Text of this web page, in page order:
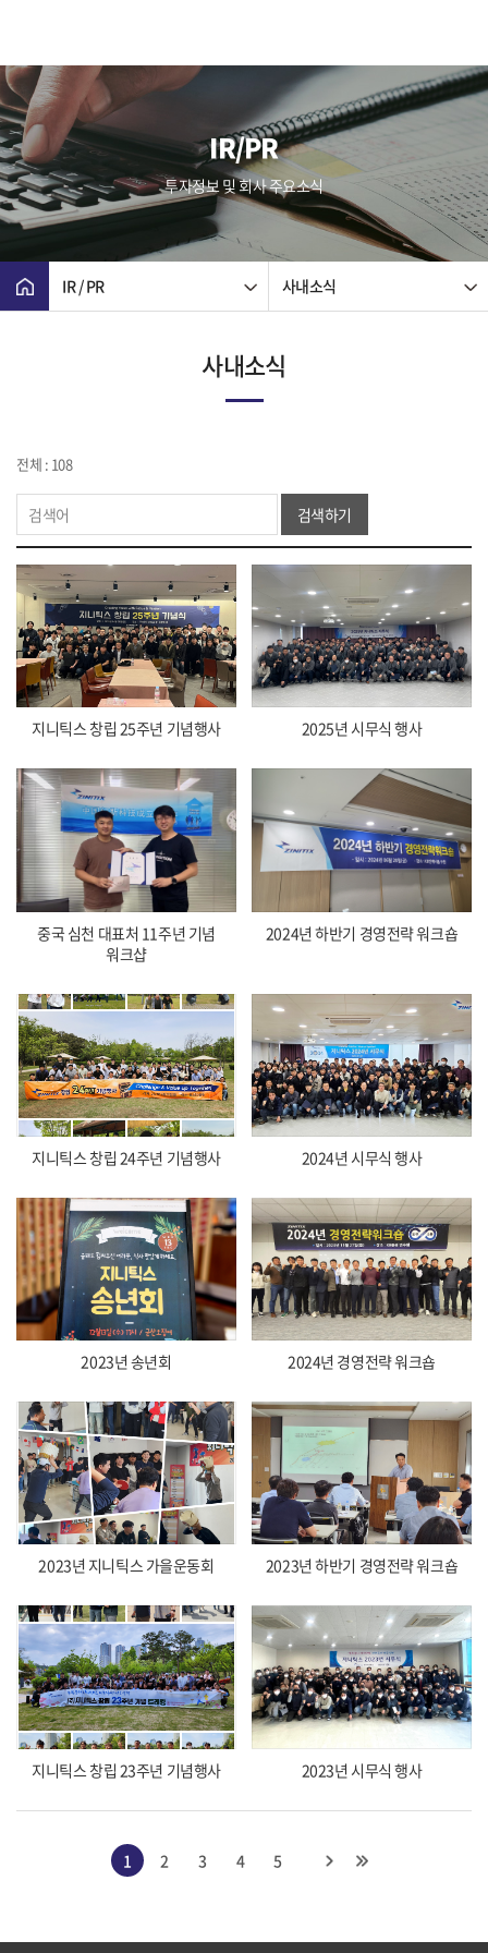
IR/PR
투자정보 및 회사 주요소식
IR / PR 사내소식
사내소식
전체 : 108
검색하기
지니틱스 창립 25주년 기념행사 2025년 시무식 행사
중국 심천 대표처 11주년 기념
워크샵
2024년 하반기 경영전략 워크숍
지니틱스 창립 24주년 기념행사 2024년 시무식 행사
2023년 송년회 2024년 경영전략 워크숍
2023년 지니틱스 가을운동회 2023년 하반기 경영전략 워크숍
지니틱스 창립 23주년 기념행사 2023년 시무식 행사
1 2 3 4 5